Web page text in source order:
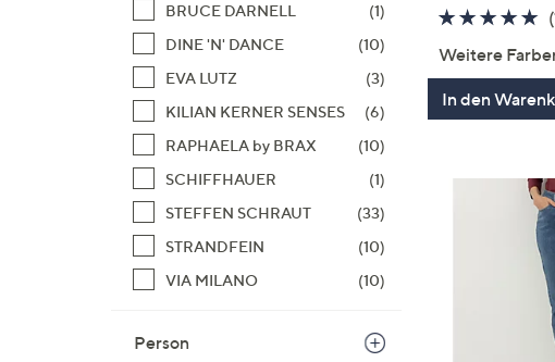
BRUCE DARNELL
(1)
DINE 'N' DANCE
(10)
EVA LUTZ
(3)
KILIAN KERNER SENSES
(6)
RAPHAELA by BRAX
(10)
SCHIFFHAUER
(1)
STEFFEN SCHRAUT
(33)
STRANDFEIN
(10)
VIA MILANO
(10)
Person
5
Weitere
In den